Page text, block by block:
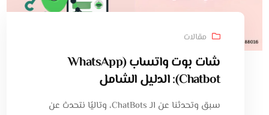
مقالات
شات بوت واتساب (WhatsApp
Chatbot): الدليل الشامل
سبق وتحدثنا عن الـ ChatBots، وتاليًا نتحدث عن